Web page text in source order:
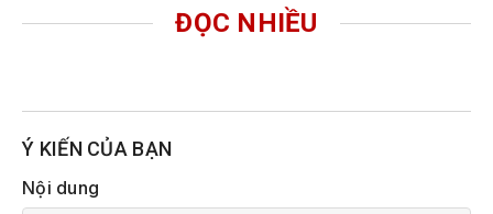
ĐỌC NHIỀU
Ý KIẾN CỦA BẠN
Nội dung